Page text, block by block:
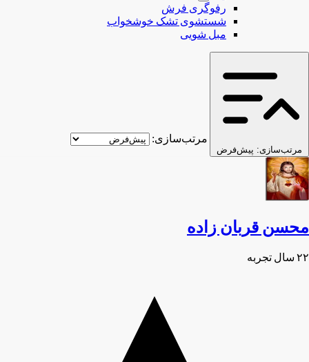
رفوگری فرش
شستشوی تشک خوشخواب
مبل شویی
مرتب‌سازی: پیش‌فرض
مرتب‌سازی:
محسن قربان زاده
۲۲ سال تجربه